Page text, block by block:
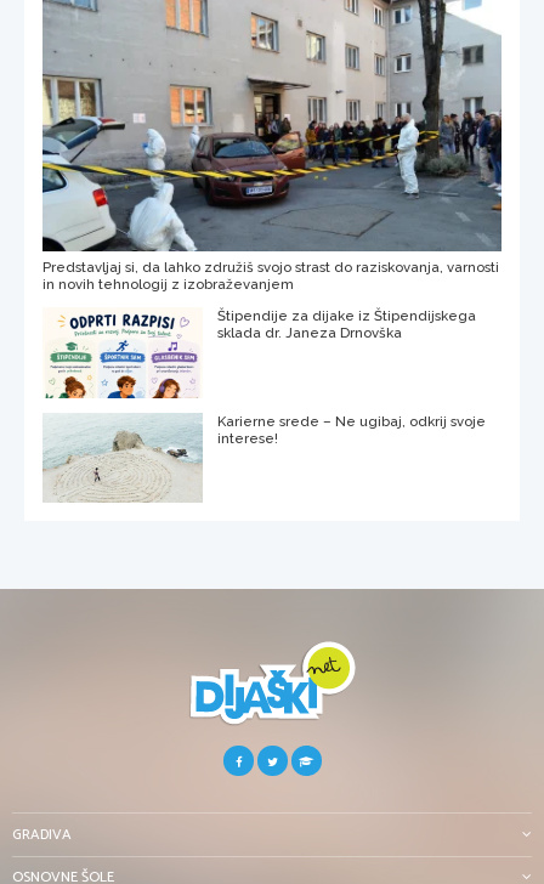
Predstavljaj si, da lahko združiš svojo strast do raziskovanja, varnosti
in novih tehnologij z izobraževanjem
Štipendije za dijake iz Štipendijskega
sklada dr. Janeza Drnovška
Karierne srede – Ne ugibaj, odkrij svoje
interese!
GRADIVA
OSNOVNE ŠOLE